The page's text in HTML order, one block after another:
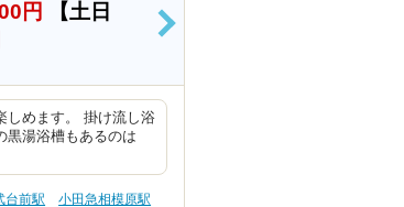
円
【土日
>
しめます。 掛け流し浴
黒湯浴槽もあるのは
台前駅
小田急相模原駅